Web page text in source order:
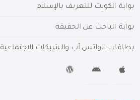
بوابة الكويت للتعريف بالإسلام
بوابة الباحث عن الحقيقة
بطاقات الواتس آب والشبكات الاجتماعية